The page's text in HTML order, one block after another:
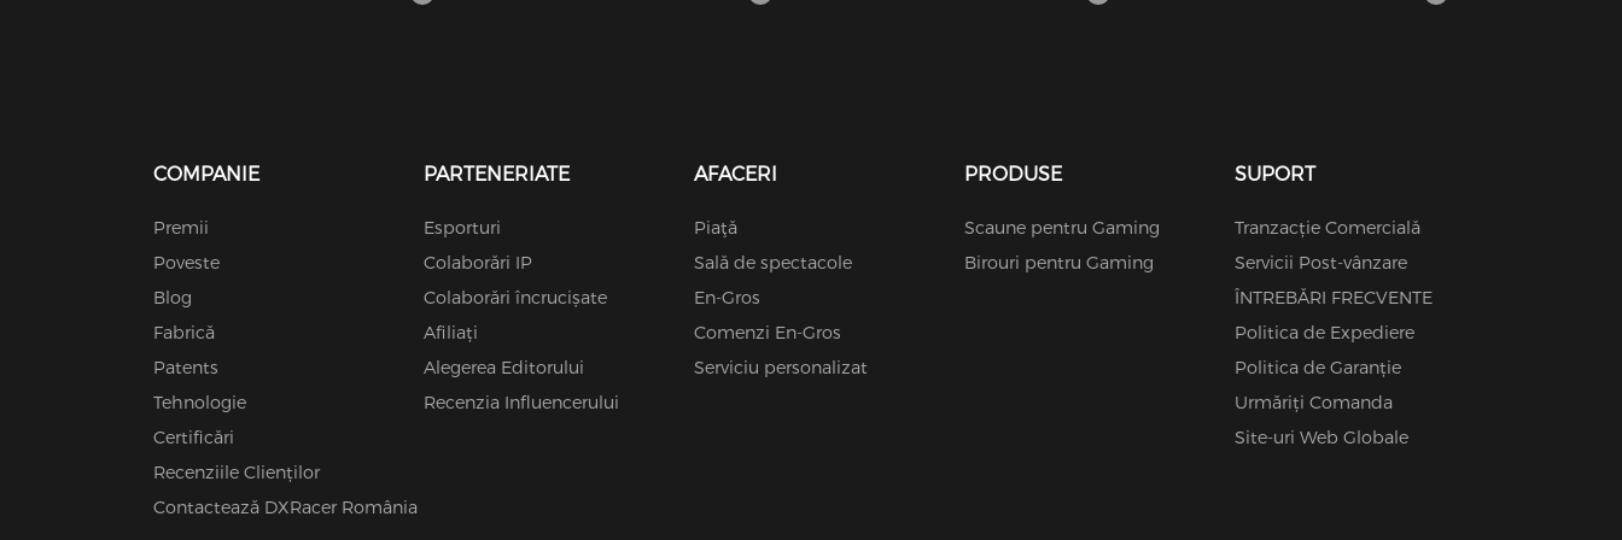
printre altele.
COMPANIE
Premii
Poveste
Blog
Fabrică
Patents
Tehnologie
Certificări
Recenziile Clienților
Contactează DXRacer România
PARTENERIATE
Esporturi
Colaborări IP
Colaborări încrucișate
Afiliați
Alegerea Editorului
Recenzia Influencerului
AFACERI
Piaţă
Sală de spectacole
En-Gros
Comenzi En-Gros
Serviciu personalizat
PRODUSE
Scaune pentru Gaming
Birouri pentru Gaming
SUPORT
Tranzacție Comercială
Servicii Post-vânzare
ÎNTREBĂRI FRECVENTE
Politica de Expediere
Politica de Garanție
Urmăriți Comanda
Site-uri Web Globale